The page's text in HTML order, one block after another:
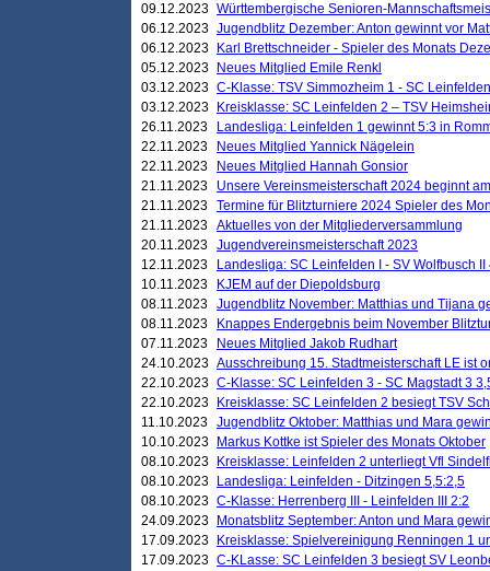
09.12.2023 Württembergische Senioren-
06.12.2023 Jugendblitz Dezember: Anton gewinnt vor
06.12.2023
Karl Brettschneider - Spieler des Monats
05.12.2023
Neues Mitglied Emile Renkl
03.12.2023 C-Klasse: TSV Simmozheim 1 - SC
03.12.2023
Kreisklasse: SC Leinfelden 2 – TSV
26.11.2023
Landesliga: Leinfelden 1 gewinnt 5:3 in
22.11.2023
Neues Mitglied Yannick Nägelein
22.11.2023
Neues Mitglied Hannah Gonsior
21.11.2023
Unsere Vereinsmeisterschaft 2024 beginnt
21.11.2023 Termine für Blitzturniere 2024 Spieler des
21.11.2023 Aktuelles von der Mitgliederversammlung
20.11.2023 Jugendvereinsmeisterschaft 2023
12.11.2023
Landesliga: SC Leinfelden I - SV Wolfbusch II
10.11.2023
KJEM auf der Diepoldsburg
08.11.2023 Jugendblitz November: Matthias und Tijana
08.11.2023
Knappes Endergebnis beim November
07.11.2023
Neues Mitglied Jakob Rudhart
24.10.2023 Ausschreibung 15. Stadtmeisterschaft LE ist
22.10.2023 C-Klasse: SC Leinfelden 3 - SC Magstadt 3
22.10.2023
Kreisklasse: SC Leinfelden 2 besiegt TSV
11.10.2023 Jugendblitz Oktober: Matthias und Mara
10.10.2023
Markus Kottke ist Spieler des Monats Oktober
08.10.2023
Kreisklasse: Leinfelden 2 unterliegt Vfl
08.10.2023
Landesliga: Leinfelden - Ditzingen 5,5:2,5
08.10.2023 C-Klasse: Herrenberg III - Leinfelden III 2:2
24.09.2023
Monatsblitz September: Anton und Mara
17.09.2023
Kreisklasse: Spielvereinigung Renningen 1
17.09.2023 C-KLasse: SC Leinfelden 3 besiegt SV